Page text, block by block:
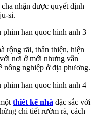
nhận được quyết định
si.
rộng rãi, thân thiện, hiện
nơi ở mới nhưng vẫn
nông nghiệp ở địa phương.
thiết kế nhà đặc sắc với
chi tiết rườm rà, cách